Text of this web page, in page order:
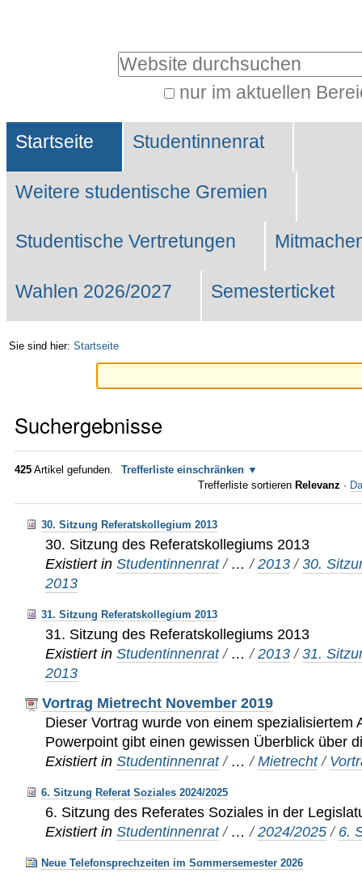
Website durchsuchen
nur im aktuellen
Suche…
Sektionen
Startseite Studentinnenrat
Weitere studentische Gremien
Studentische Vertretungen
Wahlen 2026/2027 Semesterticket
Sie sind hier: Startseite
Suchergebnisse
425 Artikel gefunden.
Trefferliste einschränken
Trefferliste sortieren Relevanz ·
30. Sitzung Referatskollegium 2013
30. Sitzung des Referatskollegiums 2013
Existiert in Studentinnenrat / …/2013 /30.
2013
31. Sitzung Referatskollegium 2013
31. Sitzung des Referatskollegiums 2013
Existiert in Studentinnenrat / …/2013 /31.
2013
Vortrag Mietrecht November 2019
Dieser Vortrag wurde von einem spezialisiertem
Powerpoint gibt einen gewissen Überblick über
Existiert in Studentinnenrat / …/Mietrecht /
6. Sitzung Referat Soziales 2024/2025
6. Sitzung des Referates Soziales in der
Existiert in Studentinnenrat / …/2024/2025 / 6.
Neue Telefonsprechzeiten im Sommersemester 2026